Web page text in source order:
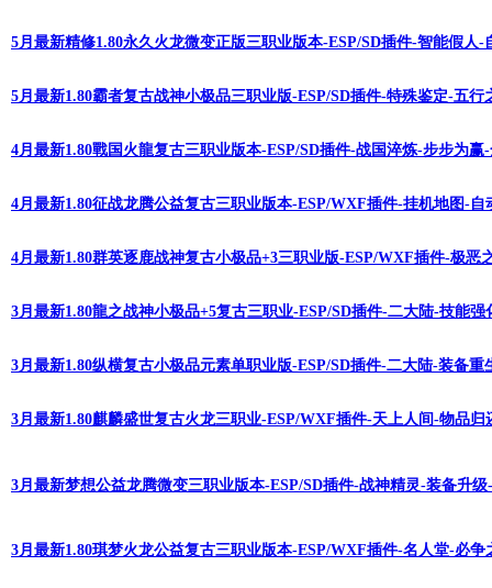
5月最新精修1.80永久火龙微变正版三职业版本-ESP/SD插件-智能假人
5月最新1.80霸者复古战神小极品三职业版-ESP/SD插件-特殊鉴定-五
4月最新1.80戰国火龍复古三职业版本-ESP/SD插件-战国淬炼-步步为
4月最新1.80征战龙腾公益复古三职业版本-ESP/WXF插件-挂机地图-
4月最新1.80群英逐鹿战神复古小极品+3三职业版-ESP/WXF插件-极恶
3月最新1.80龍之战神小极品+5复古三职业-ESP/SD插件-二大陆-技能
3月最新1.80纵横复古小极品元素单职业版-ESP/SD插件-二大陆-装备
3月最新1.80麒麟盛世复古火龙三职业-ESP/WXF插件-天上人间-物品
3月最新梦想公益龙腾微变三职业版本-ESP/SD插件-战神精灵-装备升
3月最新1.80琪梦火龙公益复古三职业版本-ESP/WXF插件-名人堂-必